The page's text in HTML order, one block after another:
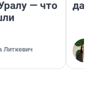
— что
Литкевич
даже